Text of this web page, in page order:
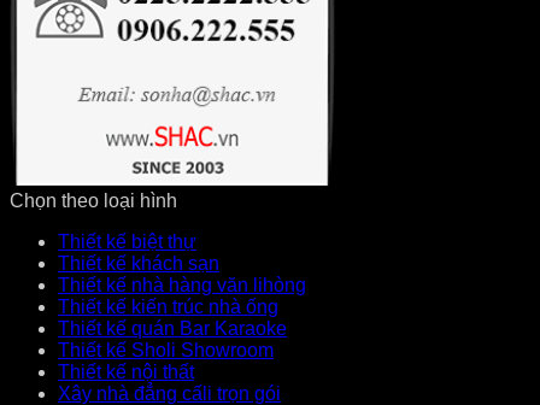
Chọn theo loại hình
Thiết kế biệt thự
Thiết kế khách sạn
Thiết kế nhà hàng văn lihòng
Thiết kế kiến trúc nhà ống
Thiết kế quán Bar Karaoke
Thiết kế Sholi Showroom
Thiết kế nội thất
Xây nhà đẳng cấli trọn gói